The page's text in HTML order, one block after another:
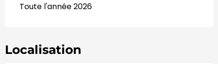
Toute l'année 2026
Localisation